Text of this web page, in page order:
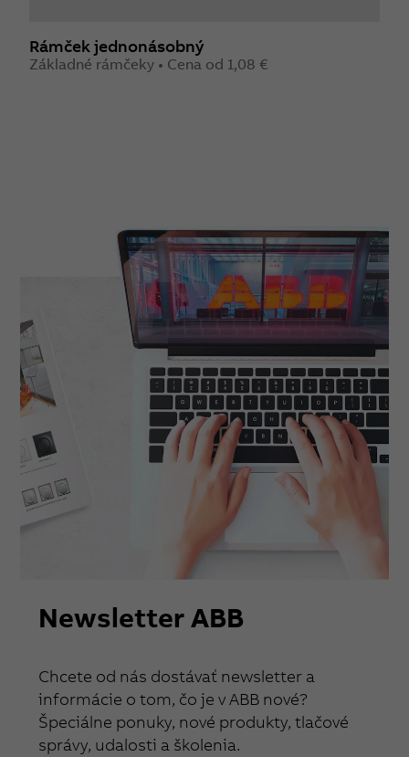
Rámček jednonásobný
Základné rámčeky • Cena od 1,08 €
Newsletter ABB
Chcete od nás dostávať newsletter a
informácie o tom, čo je v ABB nové?
Špeciálne ponuky, nové produkty, tlačové
správy, udalosti a školenia.